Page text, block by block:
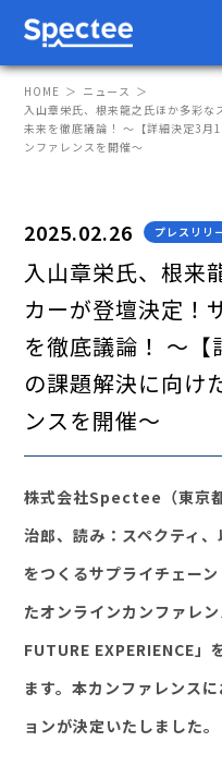
サービス
Spectee Pro
Spectee SCR
スマートリスク管理
導入事例
レポート
セミナー・イベント
企業情報
ニュース
ミッション
経営チーム
HOME
ニュース
入山章栄氏、根来龍之氏ほか多彩な
未来を徹底議論！ 〜【詳細決定3月
ンファレンスを開催〜
2025.02.26 プレスリリ
入山章栄氏、根来
カーが登壇決定！
を徹底議論！ 〜【
の課題解決に向け
ンスを開催〜
株式会社Spectee（東京
治郎、読み：スペクティ
をつくるサプライチェー
たオンラインカンファレ
FUTURE EXPERIENCE
ます。本カンファレンス
ョンが決定いたしました。